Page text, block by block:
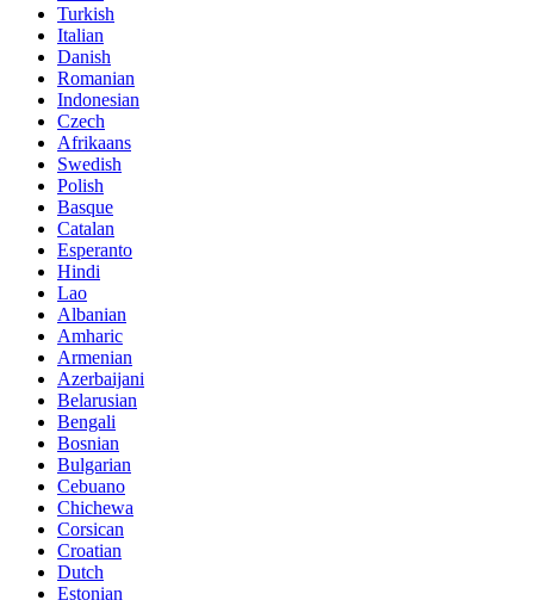
Turkish
Italian
Danish
Romanian
Indonesian
Czech
Afrikaans
Swedish
Polish
Basque
Catalan
Esperanto
Hindi
Lao
Albanian
Amharic
Armenian
Azerbaijani
Belarusian
Bengali
Bosnian
Bulgarian
Cebuano
Chichewa
Corsican
Croatian
Dutch
Estonian